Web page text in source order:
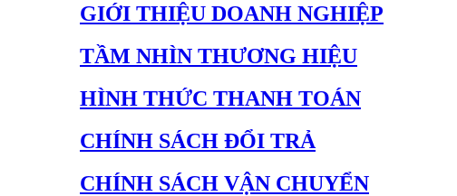
GIỚI THIỆU DOANH NGHIỆP
TẦM NHÌN THƯƠNG HIỆU
HÌNH THỨC THANH TOÁN
CHÍNH SÁCH ĐỔI TRẢ
CHÍNH SÁCH VẬN CHUYỂN